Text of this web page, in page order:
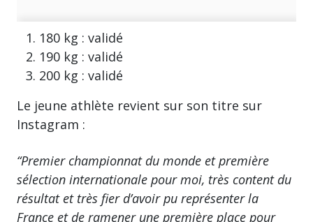
180 kg : validé
190 kg : validé
200 kg : validé
Le jeune athlète revient sur son titre sur
Instagram :
“Premier championnat du monde et première
sélection internationale pour moi, très content du
résultat et très fier d’avoir pu représenter la
France et de ramener une première place pour